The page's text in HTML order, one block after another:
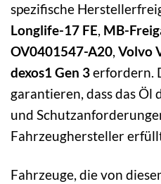
spezifische
Longlife-17 FE, MB-
OV0401547-A20, Volvo
dexos1 Gen 3erfordern.
garantieren, dass das Öl
und
Fahrzeughersteller
Fahrzeuge, die von